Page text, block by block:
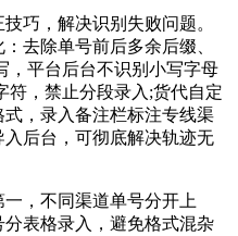
，解决识别失败问题。
去除单号前后多余后缀、
，平台后台不识别小写字母
符，禁止分段录入;货代自定
，录入备注栏标注专线渠
后台，可彻底解决轨迹无
，不同渠道单号分开上
表格录入，避免格式混杂